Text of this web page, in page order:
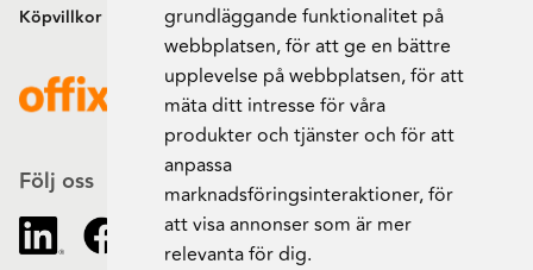
grundläggande funktionalitet på
webbplatsen,för att ge en bättre
upplevelse på webbplatsen,för att
mäta ditt intresse för våra
produkter och tjänster och för att
anpassa
marknadsföringsinteraktioner,för
att visa annonser som är mer
relevanta för dig.
Köpvillkor
Följ oss